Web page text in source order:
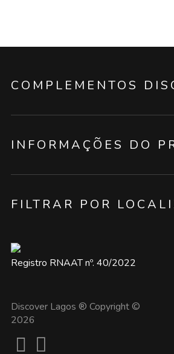
COMPLEMENTOS
INFORMAÇÕES DO
FILTRAR POR
Registro RNAAT nº. 40/2022
Discover Lagos ® Copyright ©
2026